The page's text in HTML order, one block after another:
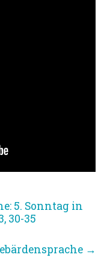
5. Sonntag in
30-35
→